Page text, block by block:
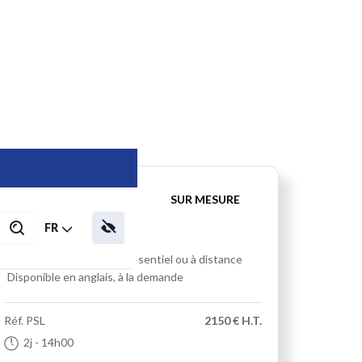
FR
SUR MESURE
en présentiel ou à distance
Disponible en anglais, à la demande
Réf. PSL
2j - 14h00
2150 € H.T.